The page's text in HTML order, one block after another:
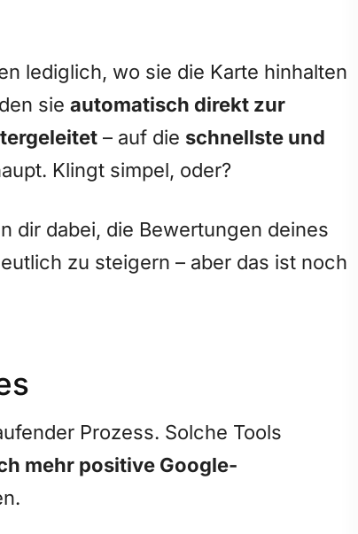
lediglich, wo sie die Karte hinhalten
sie automatisch direkt zur
– auf die schnellste und
Klingt simpel, oder?
dir dabei, die Bewertungen deines
zu steigern – aber das ist noch
Prozess. Solche Tools
mehr positive Google-